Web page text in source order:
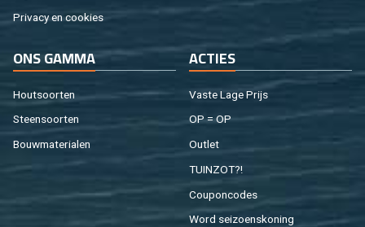
Pri­va­cy en coo­kies
ONS GAMMA
Hout­soor­ten
Steen­soor­ten
Bouw­ma­te­ri­a­len
AC­TIES
Vaste Lage Prijs
OP = OP
Out­let
TUIN­ZOT?!
Cou­pon­co­des
Word sei­zoens­ko­ning